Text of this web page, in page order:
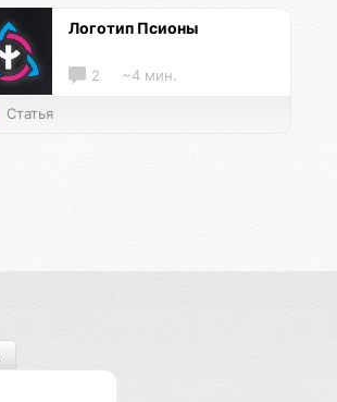
Логотип Псионы
2 ~4 мин.
Статья